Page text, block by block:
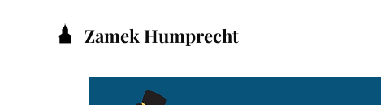
Zamek Humprecht